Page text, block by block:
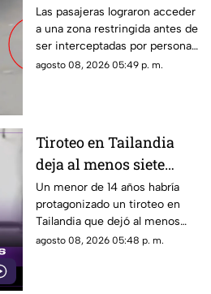
aeropuerto tras perder
su vuelo; autoridades
logran detenerlas
Las pasajeras lograron acceder
a una zona restringida antes de
ser interceptadas por personal
del aeropuerto.
agosto 08, 2026 05:49 p. m.
Tiroteo en Tailandia
deja al menos siete
muertos
Un menor de 14 años habría
protagonizado un tiroteo en
Tailandia que dejó al menos
siete personas muertas, entre
agosto 08, 2026 05:48 p. m.